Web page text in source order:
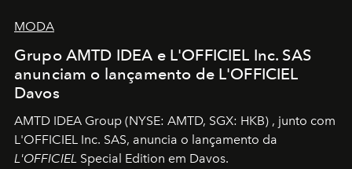
MODA
Grupo AMTD IDEA e L'OFFICIEL Inc. SAS
anunciam o lançamento de L'OFFICIEL
Davos
AMTD IDEA Group (NYSE: AMTD, SGX: HKB) , junto com
L'OFFICIEL Inc. SAS, anuncia o lançamento da
L'OFFICIEL Special Edition em Davos.